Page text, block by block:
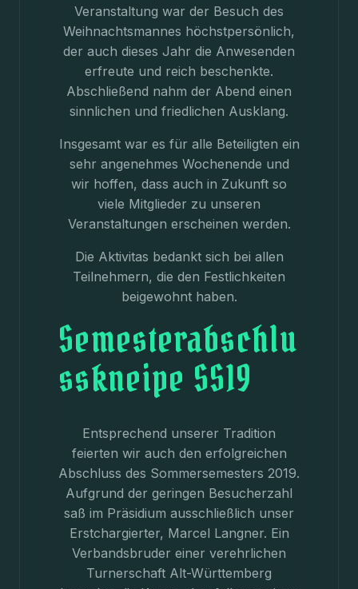
Veranstaltung war der Besuch des
Weihnachtsmannes höchstpersönlich,
der auch dieses Jahr die Anwesenden
erfreute und reich beschenkte.
Abschließend nahm der Abend einen
sinnlichen und friedlichen Ausklang.
Insgesamt war es für alle Beteiligten ein
sehr angenehmes Wochenende und
wir hoffen, dass auch in Zukunft so
viele Mitglieder zu unseren
Veranstaltungen erscheinen werden.
Die Aktivitas bedankt sich bei allen
Teilnehmern, die den Festlichkeiten
beigewohnt haben.
Semesterabschlu
sskneipe SS19
Entsprechend unserer Tradition
feierten wir auch den erfolgreichen
Abschluss des Sommersemesters 2019.
Aufgrund der geringen Besucherzahl
saß im Präsidium ausschließlich unser
Erstchargierter, Marcel Langner. Ein
Verbandsbruder einer verehrlichen
Turnerschaft Alt-Württemberg